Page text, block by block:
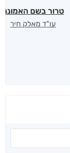
טרור בשם האמונה
עו"ד מאלק חיר